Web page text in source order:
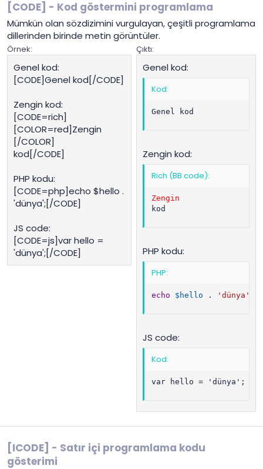
[CODE] - Kod göstermini programlama
Mümkün olan sözdizimini vurgulayan, çeşitli programlama
dillerinden birinde metin görüntüler.
Örnek:
Genel kod:
[CODE]Genel kod[/CODE]
Zengin kod:
[CODE=rich]
[COLOR=red]Zengin
[/COLOR]
kod[/CODE]
PHP kodu:
[CODE=php]echo $hello .
'dünya';[/CODE]
JS code:
[CODE=js]var hello =
'dünya';[/CODE]
Çıktı:
Genel kod:
Kod:
Genel kod
Zengin kod:
Rich (BB code):
Zengin
kod
PHP kodu:
PHP:
echo $hello . 'dünya'
JS code:
Kod:
var hello = 'dünya';
[ICODE] - Satır içi programlama kodu
gösterimi